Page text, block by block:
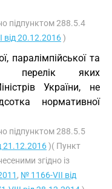
підпунктом 288.5.4
20.12.2016)
паралімпійської та
перелік яких
України, не
нормативної
підпунктом 288.5.5
21.12.2016)( Пункт
згідно із
, № 1166-VII від